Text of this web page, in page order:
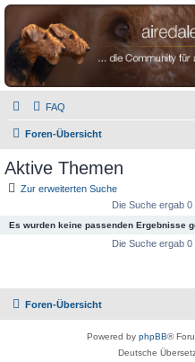
airedale-forum.de
FAQ
Foren-Übersicht
Aktive Themen
Zur erweiterten Suche
Die Suche ergab 0
Es wurden keine passenden Ergebnisse
Die Suche ergab 0
Foren-Übersicht
Powered by phpBB®
Deutsche